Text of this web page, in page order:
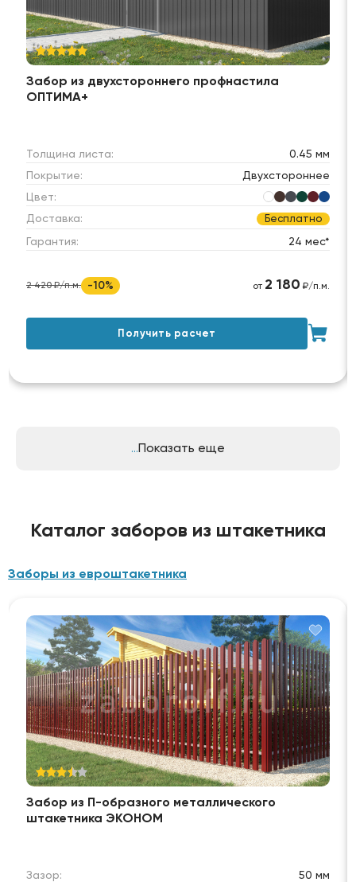
Забор из двухстороннего профнастила
ОПТИМА+
Толщина листа:
0.45 мм
Покрытие:
Двухстороннее
Цвет:
Доставка:
Бесплатно
Гарантия: 24 мес*
2 420 ₽/п.м. -10% от 2 180 ₽/п.м.
Получить расчет
Показать еще
Каталог заборов из штакетника
Заборы из евроштакетника
Забор из П-образного металлического
штакетника ЭКОНОМ
Зазор:
50 мм